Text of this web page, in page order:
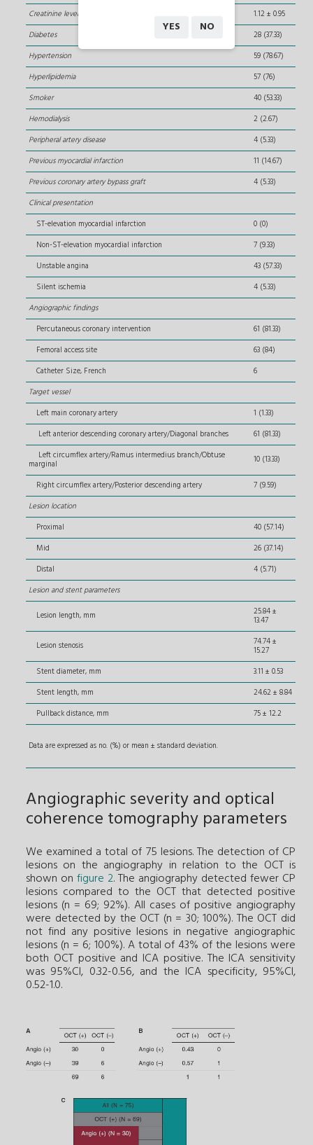
Creatinine levels, mg/dL
1.12 ± 0.95
Diabetes
28 (37.33)
Hypertension
59 (78.67)
Hyperlipidemia
57 (76)
Smoker
40 (53.33)
Hemodialysis
2 (2.67)
Peripheral artery disease
4 (5.33)
Previous myocardial infarction
11 (14.67)
Previous coronary artery bypass graft
4 (5.33)
Clinical presentation
ST-elevation myocardial infarction
0 (0)
Non-ST-elevation myocardial infarction
7 (9.33)
Unstable angina
43 (57.33)
Silent ischemia
4 (5.33)
Angiographic findings
Percutaneous coronary intervention
61 (81.33)
Femoral access site
63 (84)
Catheter Size, French
6
Target vessel
Left main coronary artery
1 (1.33)
Left anterior descending coronary artery/Diagonal branches
61 (81.33)
Left circumflex artery/Ramus intermedius branch/Obtuse
marginal 10 (13.33)
Right circumflex artery/Posterior descending artery
7 (9.59)
Lesion location
Proximal
40 (57.14)
Mid
26 (37.14)
Distal
4 (5.71)
Lesion and stent parameters
Lesion length, mm
25.84 ±
13.47
Lesion stenosis
74.74 ±
15.27
Stent diameter, mm
3.11 ± 0.53
Stent length, mm
24.62 ± 8.84
Pullback distance, mm
75 ± 12.2
Data are expressed as no. (%) or mean ± standard deviation.
Angiographic severity and optical
coherence tomography parameters
We examined a total of 75 lesions. The detection of CP
lesions on the angiography in relation to the OCT is
shown on figure 2. The angiography detected fewer CP
lesions compared to the OCT that detected positive
lesions (n = 69; 92%). All cases of positive angiography
were detected by the OCT (n = 30; 100%). The OCT did
not find any positive lesions in negative angiographic
lesions (n = 6; 100%). A total of 43% of the lesions were
both OCT positive and ICA positive. The ICA sensitivity
was 95%CI, 0.32-0.56, and the ICA specificity, 95%CI,
0.52-1.0.
YES NO